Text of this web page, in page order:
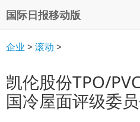
国际日报移动版
企业 >滚动 >
凯伦股份TPO/
国冷屋面评级委